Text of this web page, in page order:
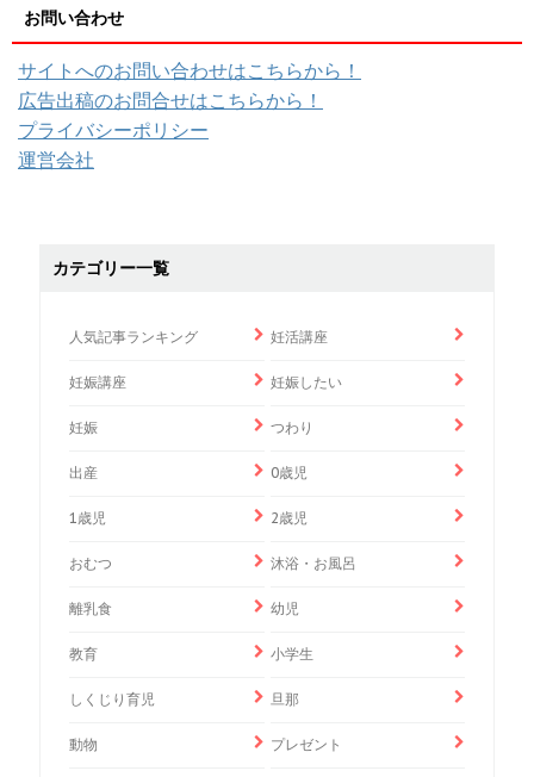
お問い合わせ
サイトへのお問い合わせはこちらから！
広告出稿のお問合せはこちらから！
プライバシーポリシー
運営会社
カテゴリー一覧
人気記事ランキング 妊活講座
妊娠講座 妊娠したい
妊娠 つわり
出産 0歳児
1歳児 2歳児
おむつ 沐浴・お風呂
離乳食 幼児
教育 小学生
しくじり育児 旦那
動物 プレゼント